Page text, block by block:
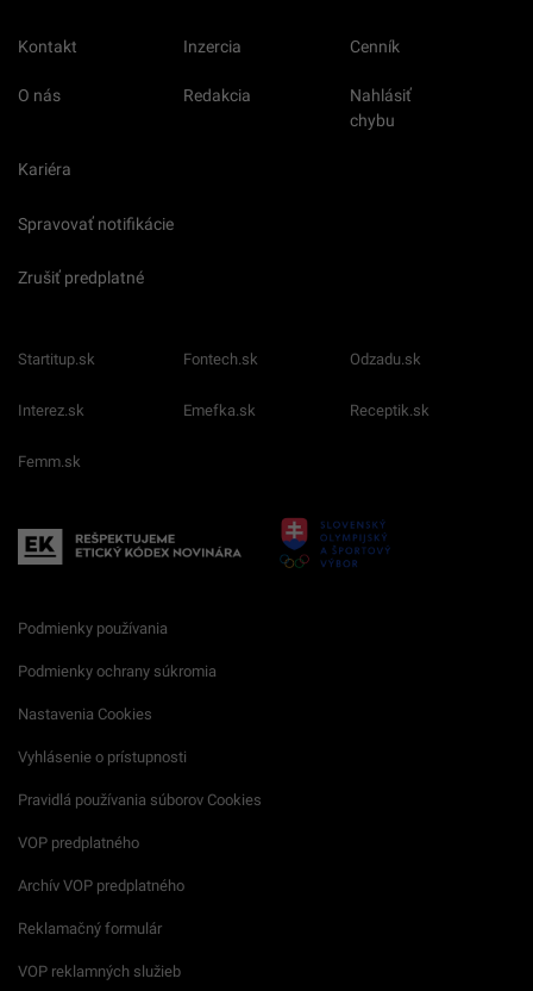
Kontakt Inzercia Cenník
O nás Redakcia
Nahlásiť
chybu
Kariéra
Spravovať notifikácie
Zrušiť predplatné
Startitup.sk Fontech.sk Odzadu.sk
Interez.sk Emefka.sk Receptik.sk
Femm.sk
Podmienky používania
Podmienky ochrany súkromia
Nastavenia Cookies
Vyhlásenie o prístupnosti
Pravidlá používania súborov Cookies
VOP predplatného
Archív VOP predplatného
Reklamačný formulár
VOP reklamných služieb